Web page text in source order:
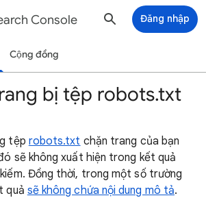
Console Đăng nhập
Cộng đồng
bị tệp robots.txt
tệp robots.txt chặn trang của bạn
sẽ không xuất hiện trong kết quả
Đồng thời, trong một số trường
quả sẽ không chứa nội dung mô tả.